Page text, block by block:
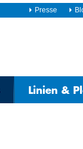
Presse
Linien &